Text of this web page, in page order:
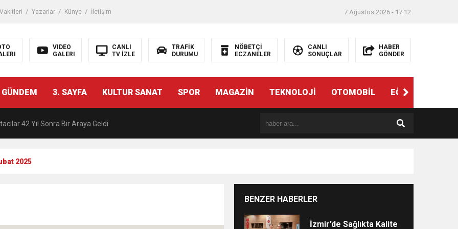
Yazarlar Künye İletişim 7 Ağustos 2026 - 17:12
VIDEO
GALERI
CANLI
TV İZLE
TRAFİK
DURUMU
NÖBETÇİ
ECZANELER
CANLI
SONUÇLAR
HABER
GÖNDER
3. SAYFA KULTUR SANAT SPOR MAGAZİN TEKNOLOJİ OTOMOBİL EĞİTİM
Tanıdığı İsim: Abdulrezak Kaldan Torbalı Yolunda
42 Yıl Sonra Bir Araya Geldi
2025
BENZER HABERLER
İzmir’de Sağlıkta Kalite